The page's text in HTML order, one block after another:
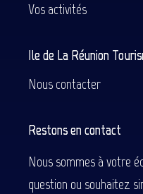
Vos activités
Ile de La Réunion
Nous contacter
Restons en contact
Nous sommes à votre
question ou souhaitez